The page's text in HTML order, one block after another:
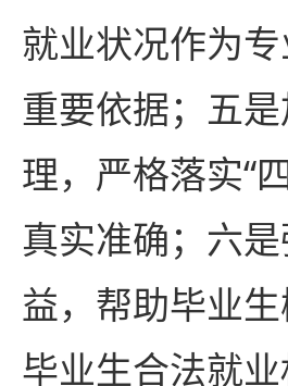
就业状况作为
重要依据；五
理，严格落实“
真实准确；六
益，帮助毕业
毕业生合法就业